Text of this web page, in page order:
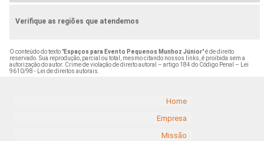
Verifique as regiões que atendemos
O conteúdo do texto "Espaços para Evento Pequenos Munhoz Júnior" é de direito
reservado. Sua reprodução, parcial ou total, mesmo citando nossos links, é proibida sem a
autorização do autor. Crime de violação de direito autoral – artigo 184 do Código Penal –
Lei
9610/98 - Lei de direitos autorais
Home
Empresa
Missão